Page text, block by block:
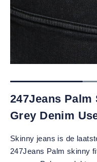
247Jeans Palm
Grey Denim
Skinny jeans is de
247Jeans Palm skinny